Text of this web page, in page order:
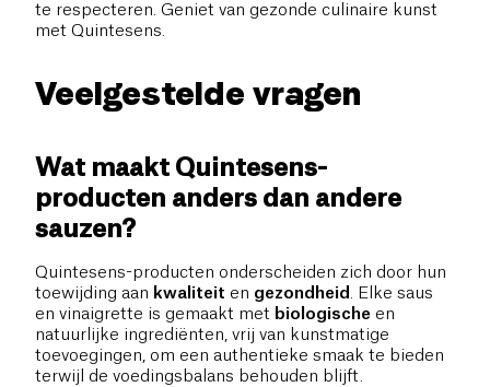
te respecteren. Geniet van gezonde culinaire kunst
met Quintesens.
Veelgestelde vragen
Wat maakt Quintesens-
producten anders dan andere
sauzen?
Quintesens-producten onderscheiden zich door hun
toewijding aan kwaliteit en gezondheid
. Elke saus
en vinaigrette is gemaakt met biologische en
natuurlijke ingrediënten, vrij van kunstmatige
toevoegingen, om een authentieke smaak te bieden
terwijl de voedingsbalans behouden blijft.